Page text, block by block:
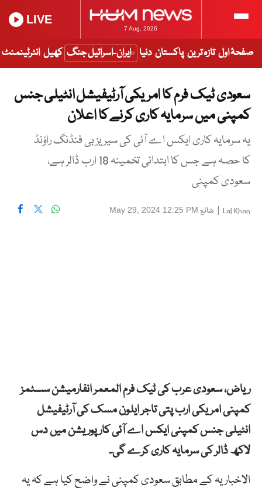
7 Aug, 2026
LIVE
صفحۂ اول تازہ ترین پاکستان دنیا ایران-اسرائیل جنگ کھیل انٹرٹینمنٹ
سعودی ٹیک فرم کا امریکی آرٹیفیشل انٹیلی جنس
کمپنی میں سرمایہ کاری کرنے کا اعلان
یہ سرمایہ کاری ایکس اے آئی کی سیریز بی فنڈنگ راؤنڈ
کا حصہ ہے جس کا ابتدائی تخمینہ 18 ارب ڈالر ہے،
سعودی کمپنی
Lal Khan
| شائع May 29, 2024 12:25 PM
ریاض، سعودی عرب کی ٹیک فرم المعمر انفارمیشن سسٹمز
کمپنی امریکی ارب پتی تاجر ایلون مسک کی آرٹیفیشل
انٹیلی جنس کمپنی ایکس اے آئی کارپوریشن میں دس
لاکھ ڈالر کی سرمایہ کاری کرے گی۔
الاخباریہ کے مطابق سعودی کمپنی نے واضح کیا ہے کہ یہ